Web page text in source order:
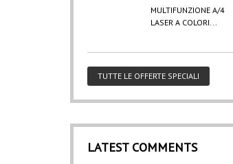
MULTIFUNZIONE A/4
LASER A COLORI...
TUTTE LE OFFERTE SPECIALI
LATEST COMMENTS